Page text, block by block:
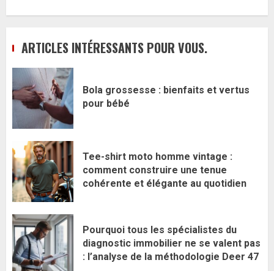
ARTICLES INTÉRESSANTS POUR VOUS.
Bola grossesse : bienfaits et vertus
pour bébé
Tee-shirt moto homme vintage :
comment construire une tenue
cohérente et élégante au quotidien
Pourquoi tous les spécialistes du
diagnostic immobilier ne se valent pas
: l’analyse de la méthodologie Deer 47